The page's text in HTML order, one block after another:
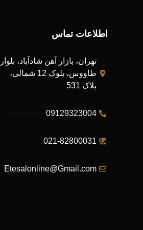
اطلاعات تماس
تهران، بازار آهن شادآباد، بلوار
طاووس، بلوک 12 شمالی،
پلاک 531
09129323004
021-82800031
Etesalonline@Gmail.com